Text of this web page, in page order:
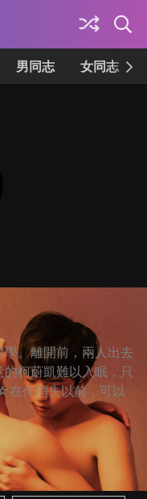
男同志 女同志
。離開前，兩人出去
柯蔚凱難以入眠，只
在你消失以前，可以